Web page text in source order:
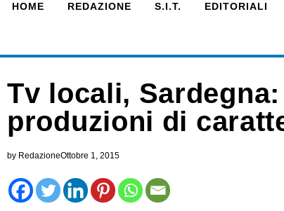
HOME REDAZIONE S.I.T. EDITORIALI
Tv locali,
produzioni di
by RedazioneOttobre 1, 2015